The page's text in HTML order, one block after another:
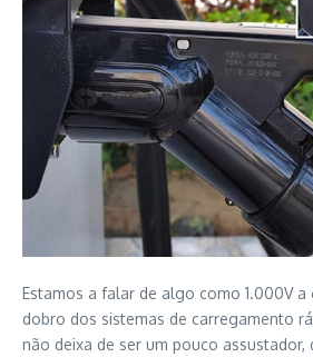
Estamos a falar de algo como 1.000V
dobro dos sistemas de carregamento
não deixa de ser um pouco